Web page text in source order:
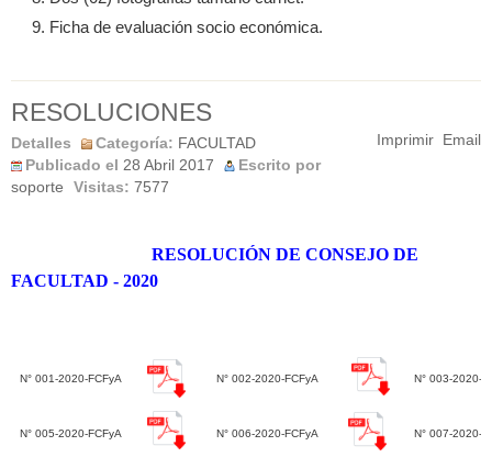
Ficha de evaluación socio económica.
RESOLUCIONES
Detalles Categoría: FACULTAD
Publicado el 28 Abril 2017
Escrito por
soporte
Visitas: 7577
Imprimir Email
RESOLUCIÓN DE CONSEJO DE
FACULTAD - 2020
N° 001-2020-FCFyA N° 002-2020-FCFyA N° 003-2020-
N° 005-2020-FCFyA N° 006-2020-FCFyA N° 007-2020-